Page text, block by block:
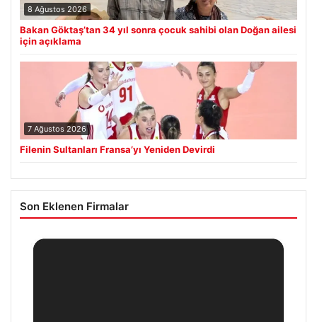
8 Ağustos 2026
Bakan Göktaş’tan 34 yıl sonra çocuk sahibi olan Doğan ailesi
için açıklama
7 Ağustos 2026
Filenin Sultanları Fransa’yı Yeniden Devirdi
Son Eklenen Firmalar